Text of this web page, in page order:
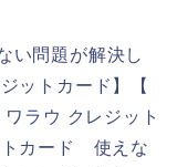
い問題が解決し
ットカード】【
ラウ クレジット
カード 使えな